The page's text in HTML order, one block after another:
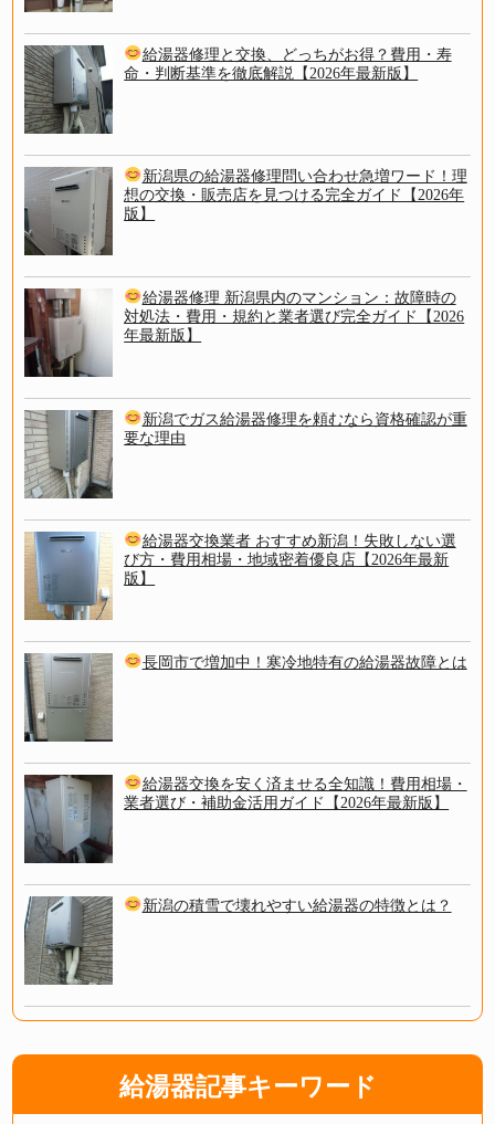
給湯器修理と交換、どっちがお得？費用・寿
命・判断基準を徹底解説【2026年最新版】
新潟県の給湯器修理問い合わせ急増ワード！理
想の交換・販売店を見つける完全ガイド【2026年
版】
給湯器修理 新潟県内のマンション：故障時の
対処法・費用・規約と業者選び完全ガイド【2026
年最新版】
新潟でガス給湯器修理を頼むなら資格確認が重
要な理由
給湯器交換業者 おすすめ新潟！失敗しない選
び方・費用相場・地域密着優良店【2026年最新
版】
長岡市で増加中！寒冷地特有の給湯器故障とは
給湯器交換を安く済ませる全知識！費用相場・
業者選び・補助金活用ガイド【2026年最新版】
新潟の積雪で壊れやすい給湯器の特徴とは？
給湯器記事キーワード